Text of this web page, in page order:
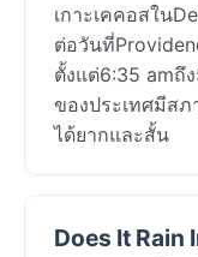
เกาะเคคอสใน
ต่อวันที่
ตั้งแต่6:35 amถึ
ของประเทศมีส
ได้ยากและสั้น
Does It Rain